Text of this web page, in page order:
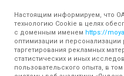
Настоящим информируем, что
технологию Cookie в целях
с доменным именем https://
оптимизации и персонализации
таргетирования рекламных
статистических и иных
пользовательского опыта, в